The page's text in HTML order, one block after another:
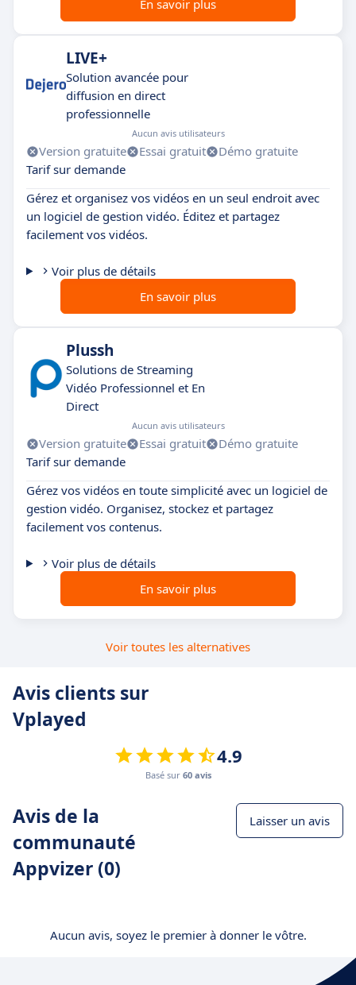
En savoir plus
LIVE+
Solution avancée pour
diffusion en direct
professionnelle
Aucun avis utilisateurs
Version gratuite Essai gratuit
Démo gratuite
Tarif sur demande
Gérez et organisez vos vidéos en un seul endroit avec
un logiciel de gestion vidéo. Éditez et partagez
facilement vos vidéos.
Voir plus de détails
En savoir plus
Plussh
Solutions de Streaming
Vidéo Professionnel et En
Direct
Aucun avis utilisateurs
Version gratuite Essai gratuit
Démo gratuite
Tarif sur demande
Gérez vos vidéos en toute simplicité avec un logiciel de
gestion vidéo. Organisez, stockez et partagez
facilement vos contenus.
Voir plus de détails
En savoir plus
Voir toutes les alternatives
Avis clients sur
Vplayed
4.9
Basé sur 60 avis
Avis de la
communauté
Appvizer (0)
Laisser un avis
Aucun avis, soyez le premier à donner le vôtre.